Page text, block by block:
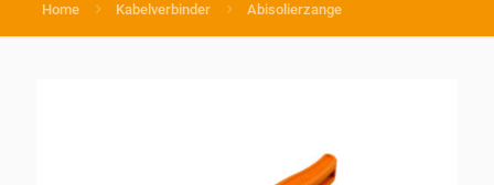
Home Kabelverbinder Abisolierzange